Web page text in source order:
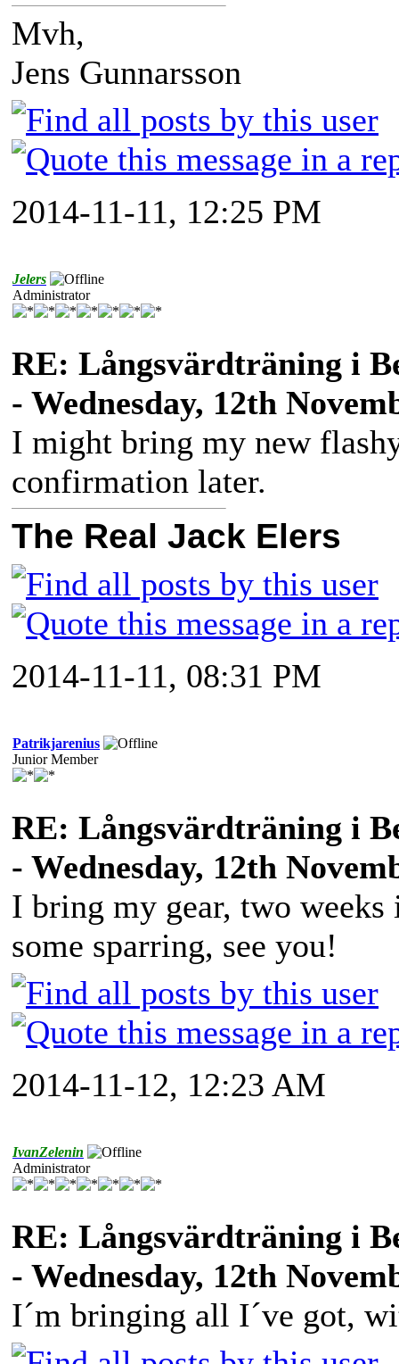
Mvh,
Jens Gunnarsson
2014-11-11, 12:25 PM
Jelers
Administrator
RE: Långsvärdträning i
- Wednesday, 12th
I might bring my new
confirmation later.
The Real Jack Elers
2014-11-11, 08:31 PM
Patrikjarenius
Junior Member
RE: Långsvärdträning i
- Wednesday, 12th
I bring my gear, two
some sparring, see you!
2014-11-12, 12:23 AM
IvanZelenin
Administrator
RE: Långsvärdträning i
- Wednesday, 12th
I´m bringing all I´ve got,